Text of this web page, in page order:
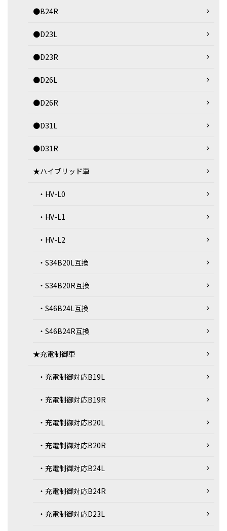
●B24R
●D23L
●D23R
●D26L
●D26R
●D31L
●D31R
★ハイブリッド車
・HV-L0
・HV-L1
・HV-L2
・S34B20L互換
・S34B20R互換
・S46B24L互換
・S46B24R互換
★充電制御車
・充電制御対応B19L
・充電制御対応B19R
・充電制御対応B20L
・充電制御対応B20R
・充電制御対応B24L
・充電制御対応B24R
・充電制御対応D23L